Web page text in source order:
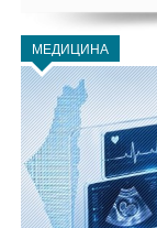
МЕДИЦИНА